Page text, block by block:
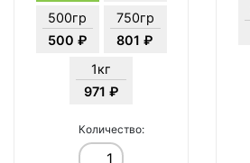
500гр
500 ₽
750гр
801 ₽
1кг
971 ₽
Количество: